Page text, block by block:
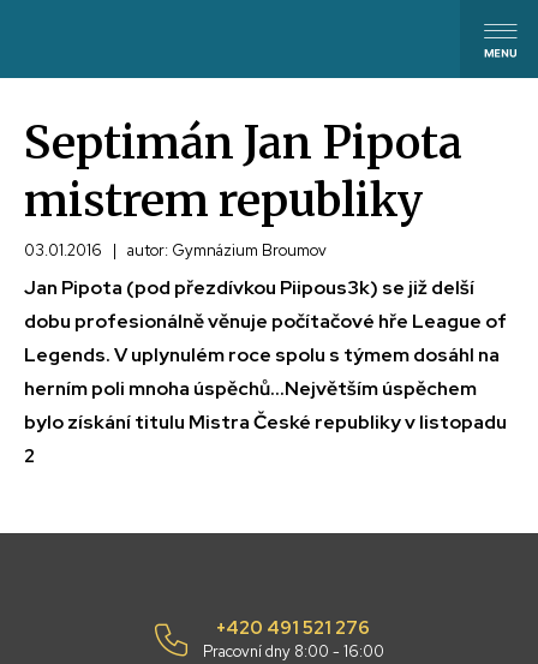
Septimán Jan Pipota
mistrem republiky
03.01.2016 | autor: Gymnázium Broumov
Jan Pipota (pod přezdívkou Piipous3k) se již delší
dobu profesionálně věnuje počítačové hře League of
Legends. V uplynulém roce spolu s týmem dosáhl na
herním poli mnoha úspěchů...Největším úspěchem
bylo získání titulu Mistra České republiky v listopadu
2
+420 491 521 276
Pracovní dny 8:00 - 16:00